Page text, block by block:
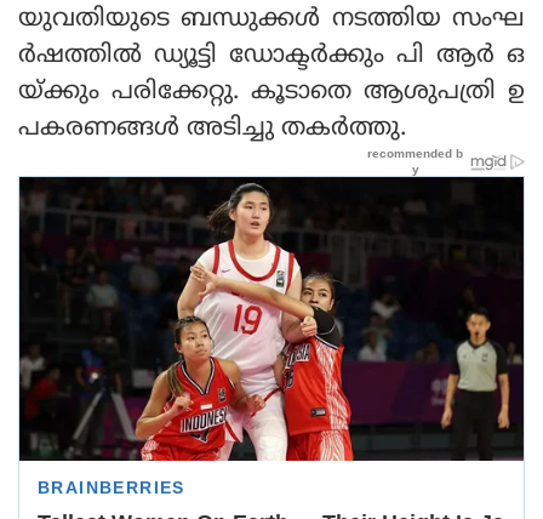
യുവതിയുടെ ബന്ധുക്കള്‍ നടത്തിയ സംഘ
ര്‍ഷത്തില്‍ ഡ്യൂട്ടി ഡോക്ടര്‍ക്കും പി ആര്‍ ഒ
യ്ക്കും പരിക്കേറ്റു. കൂടാതെ ആശുപത്രി ഉ
പകരണങ്ങള്‍ അടിച്ചു തകര്‍ത്തു.